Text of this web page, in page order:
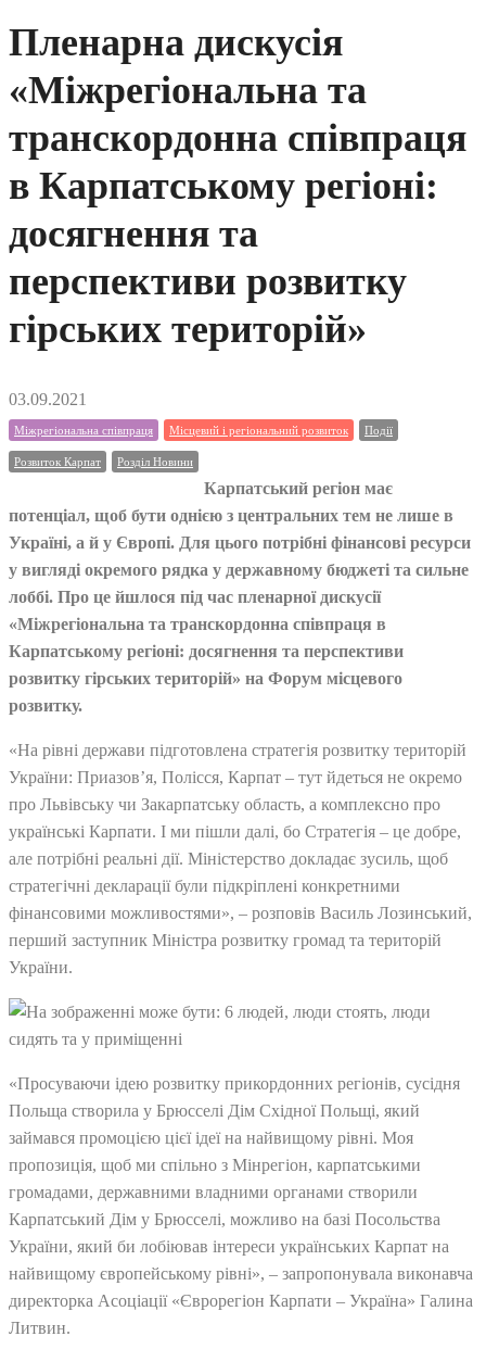
Пленарна дискусія
«Міжрегіональна та
транскордонна співпраця
в Карпатському регіоні:
досягнення та
перспективи розвитку
гірських територій»
03.09.2021
Міжрегіональна співпраця Місцевий і регіональний розвиток Події
Розвиток Карпат Розділ Новини
Карпатський регіон має
потенціал, щоб бути однією з центральних тем не лише в
Україні, а й у Європі. Для цього потрібні фінансові ресурси
у вигляді окремого рядка у державному бюджеті та сильне
лоббі. Про це йшлося під час пленарної дискусії
«Міжрегіональна та транскордонна співпраця в
Карпатському регіоні: досягнення та перспективи
розвитку гірських територій» на Форум місцевого
розвитку.
«На рівні держави підготовлена стратегія розвитку територій
України: Приазов’я, Полісся, Карпат – тут йдеться не окремо
про Львівську чи Закарпатську область, а комплексно про
українські Карпати. І ми пішли далі, бо Стратегія – це добре,
але потрібні реальні дії. Міністерство докладає зусиль, щоб
стратегічні декларації були підкріплені конкретними
фінансовими можливостями», – розповів Василь Лозинський,
перший заступник Міністра розвитку громад та територій
України.
«Просуваючи ідею розвитку прикордонних регіонів, сусідня
Польща створила у Брюсселі Дім Східної Польщі, який
займався промоцією цієї ідеї на найвищому рівні. Моя
пропозиція, щоб ми спільно з Мінрегіон, карпатськими
громадами, державними владними органами створили
Карпатський Дім у Брюсселі, можливо на базі Посольства
України, який би лобіював інтереси українських Карпат на
найвищому європейському рівні», – запропонувала виконавча
директорка Асоціації «Єврорегіон Карпати – Україна» Галина
Литвин.